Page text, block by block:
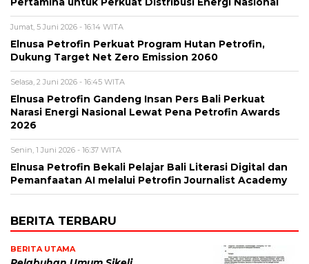
Pertamina untuk Perkuat Distribusi Energi Nasional
Jumat, 5 Juni 2026 - 16:14 WITA
Elnusa Petrofin Perkuat Program Hutan Petrofin,
Dukung Target Net Zero Emission 2060
Selasa, 2 Juni 2026 - 16:45 WITA
Elnusa Petrofin Gandeng Insan Pers Bali Perkuat
Narasi Energi Nasional Lewat Pena Petrofin Awards
2026
Senin, 1 Juni 2026 - 16:37 WITA
Elnusa Petrofin Bekali Pelajar Bali Literasi Digital dan
Pemanfaatan AI melalui Petrofin Journalist Academy
BERITA TERBARU
BERITA UTAMA